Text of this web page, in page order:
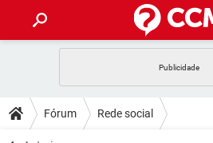
CELULAR
DICAS
JOGOS
Fórum Rede social